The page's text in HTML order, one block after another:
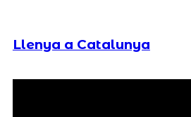
Llenya a Catalunya